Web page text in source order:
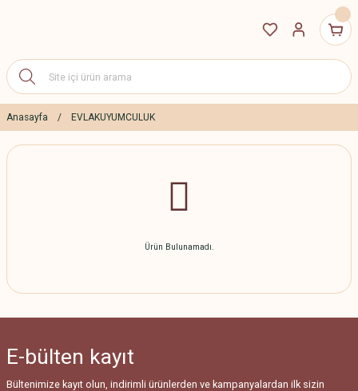
Anasayfa EVLAKUYUMCULUK
Ürün Bulunamadı.
E-bülten kayıt
Bültenimize kayıt olun, indirimli ürünlerden ve kampanyalardan ilk sizin